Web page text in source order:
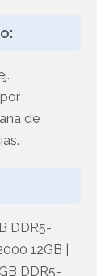
de
DDR5-
12GB |
DDR5-